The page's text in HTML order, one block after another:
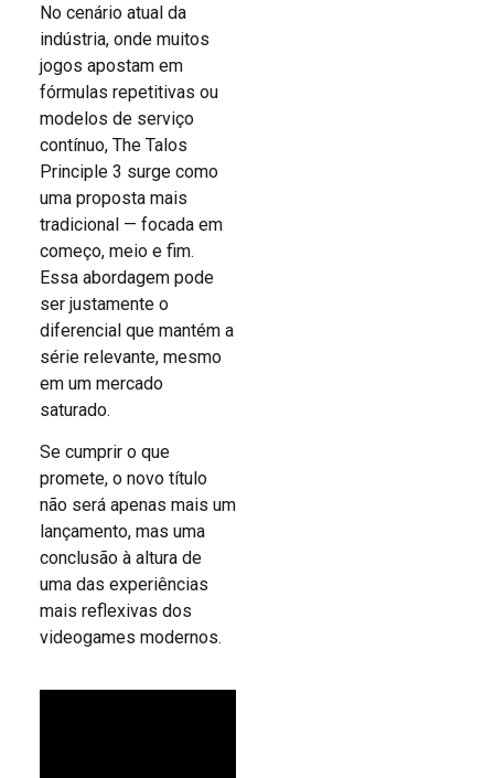
No cenário atual da
indústria, onde muitos
jogos apostam em
fórmulas repetitivas ou
modelos de serviço
contínuo, The Talos
Principle 3 surge como
uma proposta mais
tradicional — focada em
começo, meio e fim.
Essa abordagem pode
ser justamente o
diferencial que mantém a
série relevante, mesmo
em um mercado
saturado.
Se cumprir o que
promete, o novo título
não será apenas mais um
lançamento, mas uma
conclusão à altura de
uma das experiências
mais reflexivas dos
videogames modernos.